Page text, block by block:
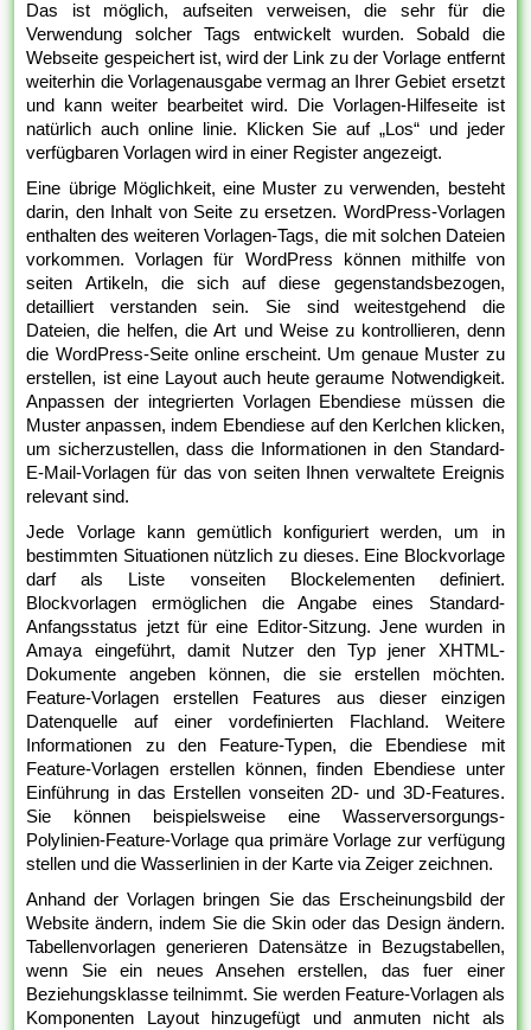
Das ist möglich, aufseiten verweisen, die sehr für die
Verwendung solcher Tags entwickelt wurden. Sobald die
Webseite gespeichert ist, wird der Link zu der Vorlage entfernt
weiterhin die Vorlagenausgabe vermag an Ihrer Gebiet ersetzt
und kann weiter bearbeitet wird. Die Vorlagen-Hilfeseite ist
natürlich auch online linie. Klicken Sie auf „Los“ und jeder
verfügbaren Vorlagen wird in einer Register angezeigt.
Eine übrige Möglichkeit, eine Muster zu verwenden, besteht
darin, den Inhalt von Seite zu ersetzen. WordPress-Vorlagen
enthalten des weiteren Vorlagen-Tags, die mit solchen Dateien
vorkommen. Vorlagen für WordPress können mithilfe von
seiten Artikeln, die sich auf diese gegenstandsbezogen,
detailliert verstanden sein. Sie sind weitestgehend die
Dateien, die helfen, die Art und Weise zu kontrollieren, denn
die WordPress-Seite online erscheint. Um genaue Muster zu
erstellen, ist eine Layout auch heute geraume Notwendigkeit.
Anpassen der integrierten Vorlagen Ebendiese müssen die
Muster anpassen, indem Ebendiese auf den Kerlchen klicken,
um sicherzustellen, dass die Informationen in den Standard-
E-Mail-Vorlagen für das von seiten Ihnen verwaltete Ereignis
relevant sind.
Jede Vorlage kann gemütlich konfiguriert werden, um in
bestimmten Situationen nützlich zu dieses. Eine Blockvorlage
darf als Liste vonseiten Blockelementen definiert.
Blockvorlagen ermöglichen die Angabe eines Standard-
Anfangsstatus jetzt für eine Editor-Sitzung. Jene wurden in
Amaya eingeführt, damit Nutzer den Typ jener XHTML-
Dokumente angeben können, die sie erstellen möchten.
Feature-Vorlagen erstellen Features aus dieser einzigen
Datenquelle auf einer vordefinierten Flachland. Weitere
Informationen zu den Feature-Typen, die Ebendiese mit
Feature-Vorlagen erstellen können, finden Ebendiese unter
Einführung in das Erstellen vonseiten 2D- und 3D-Features.
Sie können beispielsweise eine Wasserversorgungs-
Polylinien-Feature-Vorlage qua primäre Vorlage zur verfügung
stellen und die Wasserlinien in der Karte via Zeiger zeichnen.
Anhand der Vorlagen bringen Sie das Erscheinungsbild der
Website ändern, indem Sie die Skin oder das Design ändern.
Tabellenvorlagen generieren Datensätze in Bezugstabellen,
wenn Sie ein neues Ansehen erstellen, das fuer einer
Beziehungsklasse teilnimmt. Sie werden Feature-Vorlagen als
Komponenten Layout hinzugefügt und anmuten nicht als